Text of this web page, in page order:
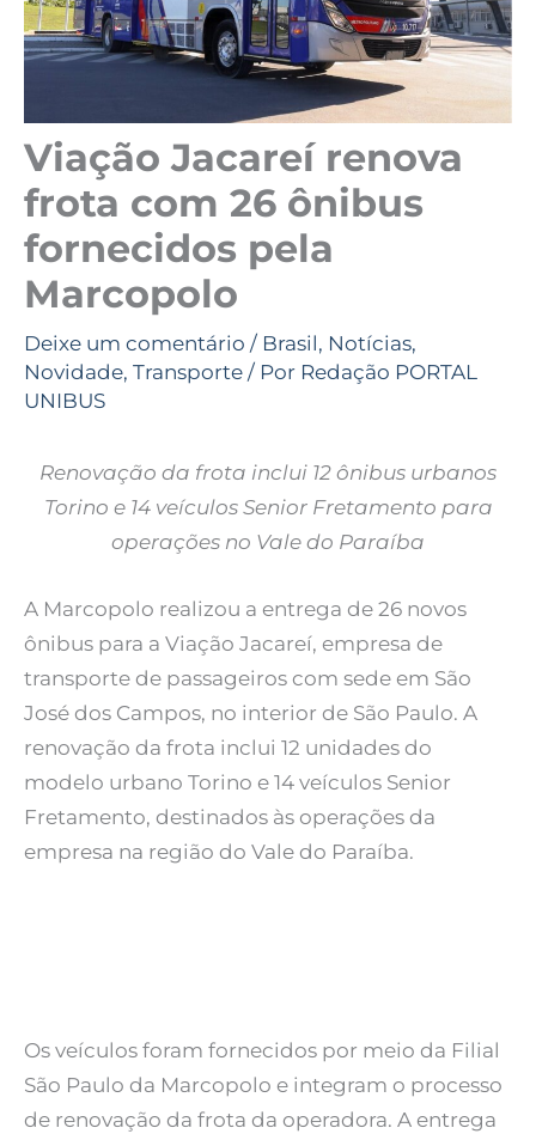
Viação Jacareí renova
frota com 26 ônibus
fornecidos pela
Marcopolo
Deixe um comentário / Brasil, Notícias,
Novidade, Transporte / Por Redação PORTAL
UNIBUS
Renovação da frota inclui 12 ônibus urbanos
Torino e 14 veículos Senior Fretamento para
operações no Vale do Paraíba
A Marcopolo realizou a entrega de 26 novos
ônibus para a Viação Jacareí, empresa de
transporte de passageiros com sede em São
José dos Campos, no interior de São Paulo. A
renovação da frota inclui 12 unidades do
modelo urbano Torino e 14 veículos Senior
Fretamento, destinados às operações da
empresa na região do Vale do Paraíba.
Os veículos foram fornecidos por meio da Filial
São Paulo da Marcopolo e integram o processo
de renovação da frota da operadora. A entrega